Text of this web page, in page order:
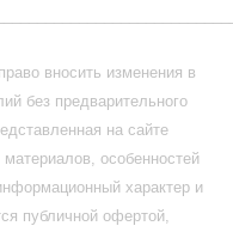
вносить изменения в
без предварительного
на сайте
особенностей
характер и
публичной офертой,